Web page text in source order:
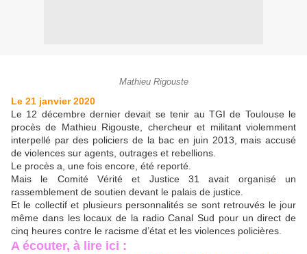
Mathieu Rigouste
Le 21 janvier 2020
Le 12 décembre dernier devait se tenir au TGI de Toulouse le
procès de Mathieu Rigouste, chercheur et militant violemment
interpellé par des policiers de la bac en juin 2013, mais accusé
de violences sur agents, outrages et rebellions.
Le procès a, une fois encore, été reporté.
Mais le Comité Vérité et Justice 31 avait organisé un
rassemblement de soutien devant le palais de justice.
Et le collectif et plusieurs personnalités se sont retrouvés le jour
même dans les locaux de la radio Canal Sud pour un direct de
cinq heures contre le racisme d’état et les violences policières.
A écouter, à lire ici :